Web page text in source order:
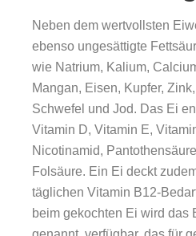
Neben dem wertvollsten
ebenso ungesättigte
wie Natrium, Kalium,
Mangan, Eisen, Kupfer,
Schwefel und Jod. Das Ei
Vitamin D, Vitamin E,
Nicotinamid,
Folsäure. Ein Ei deckt
täglichen Vitamin B12-
beim gekochten Ei wird das